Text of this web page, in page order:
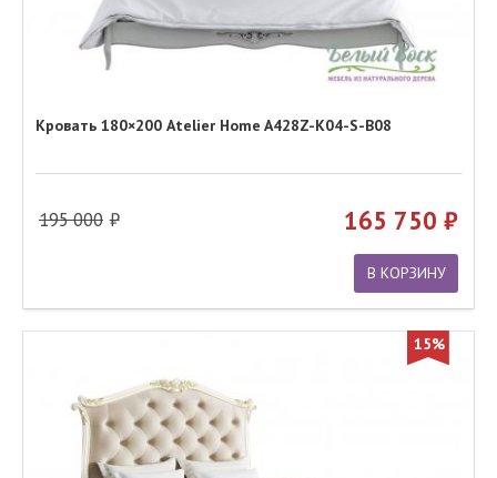
Кровать 180×200 Atelier Home A428Z-K04-S-B08
195 000 165 750
В КОРЗИНУ
15%